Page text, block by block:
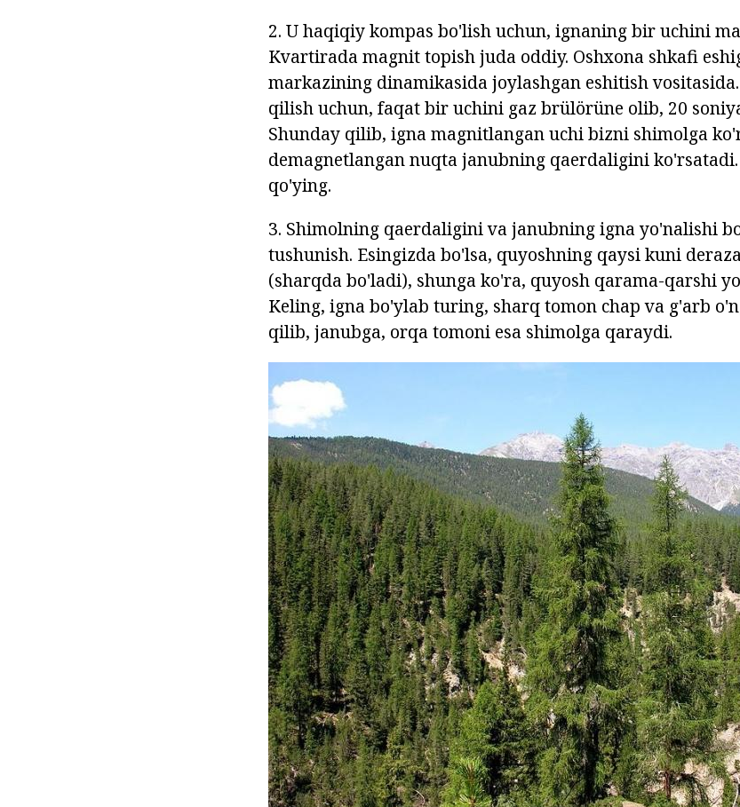
2. U haqiqiy kompas bo'lish uchun, ignaning bir uchini
Kvartirada magnit topish juda oddiy. Oshxona shkafi
markazining dinamikasida joylashgan eshitish
qilish uchun, faqat bir uchini gaz brülörüne olib, 20
Shunday qilib, igna magnitlangan uchi bizni shimolga
demagnetlangan nuqta janubning qaerdaligini
qo'ying.
3. Shimolning qaerdaligini va janubning igna yo'nalishi
tushunish. Esingizda bo'lsa, quyoshning qaysi kuni
(sharqda bo'ladi), shunga ko'ra, quyosh qarama-qarshi
Keling, igna bo'ylab turing, sharq tomon chap va g'arb
qilib, janubga, orqa tomoni esa shimolga qaraydi.